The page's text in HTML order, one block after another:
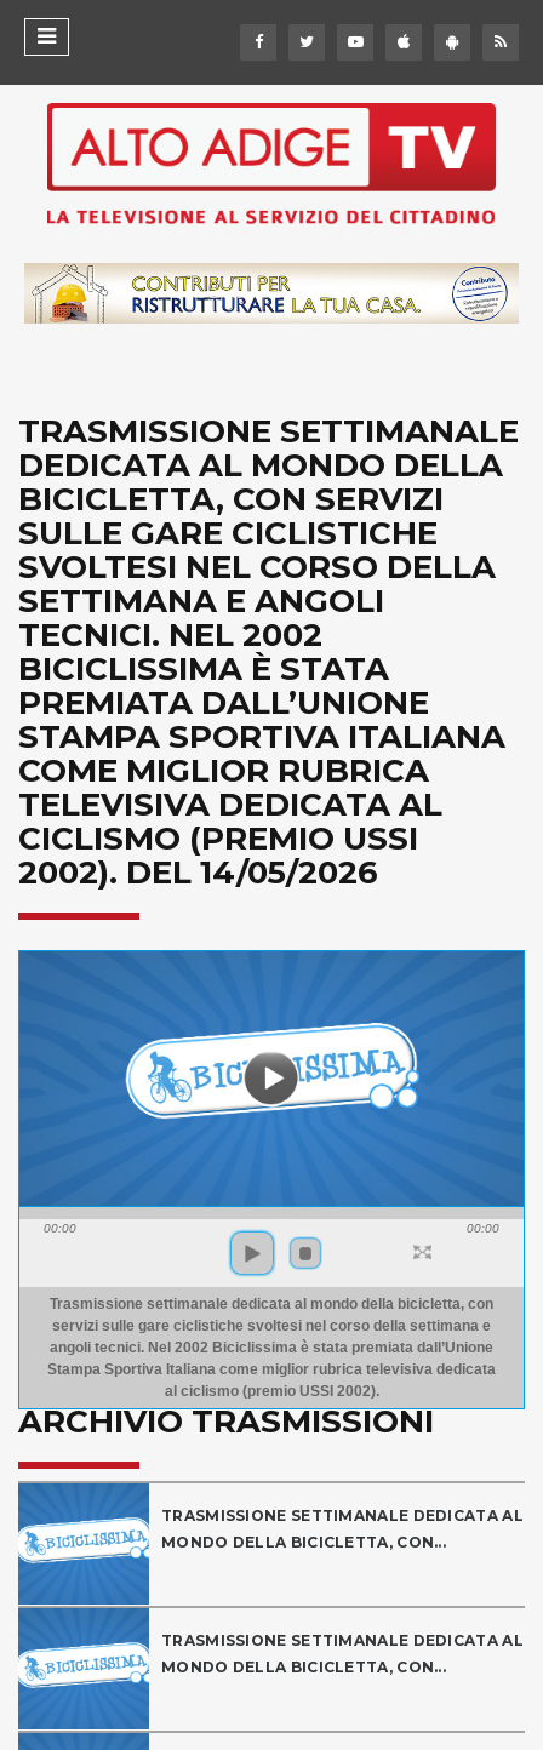
TRASMISSIONE SETTIMANALE
DEDICATA AL MONDO DELLA
BICICLETTA, CON SERVIZI
SULLE GARE CICLISTICHE
SVOLTESI NEL CORSO DELLA
SETTIMANA E ANGOLI
TECNICI. NEL 2002
BICICLISSIMA È STATA
PREMIATA DALL’UNIONE
STAMPA SPORTIVA ITALIANA
COME MIGLIOR RUBRICA
TELEVISIVA DEDICATA AL
CICLISMO (PREMIO USSI
2002). DEL 14/05/2026
00:00 00:00
Trasmissione settimanale dedicata al mondo della bicicletta, con
servizi sulle gare ciclistiche svoltesi nel corso della settimana e
angoli tecnici. Nel 2002 Biciclissima è stata premiata dall’Unione
Stampa Sportiva Italiana come miglior rubrica televisiva dedicata
al ciclismo (premio USSI 2002).
ARCHIVIO TRASMISSIONI
TRASMISSIONE SETTIMANALE DEDICATA AL
MONDO DELLA BICICLETTA, CON...
TRASMISSIONE SETTIMANALE DEDICATA AL
MONDO DELLA BICICLETTA, CON...